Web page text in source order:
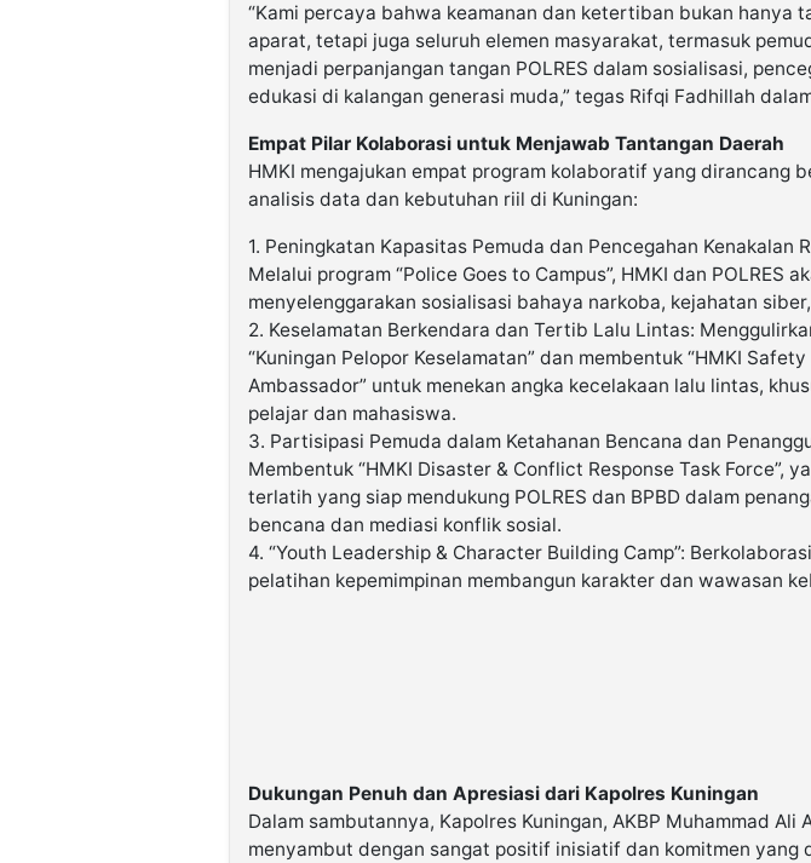
“Kami percaya bahwa keamanan dan ketertiban bukan hanya
aparat, tetapi juga seluruh elemen masyarakat, termasuk
menjadi perpanjangan tangan POLRES dalam sosialisasi,
edukasi di kalangan generasi muda,” tegas Rifqi Fadhillah
Empat Pilar Kolaborasi untuk Menjawab Tantangan Daerah
HMKI mengajukan empat program kolaboratif yang dirancang
analisis data dan kebutuhan riil di Kuningan:
1. Peningkatan Kapasitas Pemuda dan Pencegahan Kenakalan
Melalui program “Police Goes to Campus”, HMKI dan POLRES
menyelenggarakan sosialisasi bahaya narkoba, kejahatan
2. Keselamatan Berkendara dan Tertib Lalu Lintas:
“Kuningan Pelopor Keselamatan” dan membentuk “HMKI
Ambassador” untuk menekan angka kecelakaan lalu lintas,
pelajar dan mahasiswa.
3. Partisipasi Pemuda dalam Ketahanan Bencana dan
Membentuk “HMKI Disaster & Conflict Response Task Force”,
terlatih yang siap mendukung POLRES dan BPBD dalam
bencana dan mediasi konflik sosial.
4. “Youth Leadership & Character Building Camp”:
pelatihan kepemimpinan membangun karakter dan wawasan
Dukungan Penuh dan Apresiasi dari Kapolres Kuningan
Dalam sambutannya, Kapolres Kuningan, AKBP Muhammad Ali
menyambut dengan sangat positif inisiatif dan komitmen yang